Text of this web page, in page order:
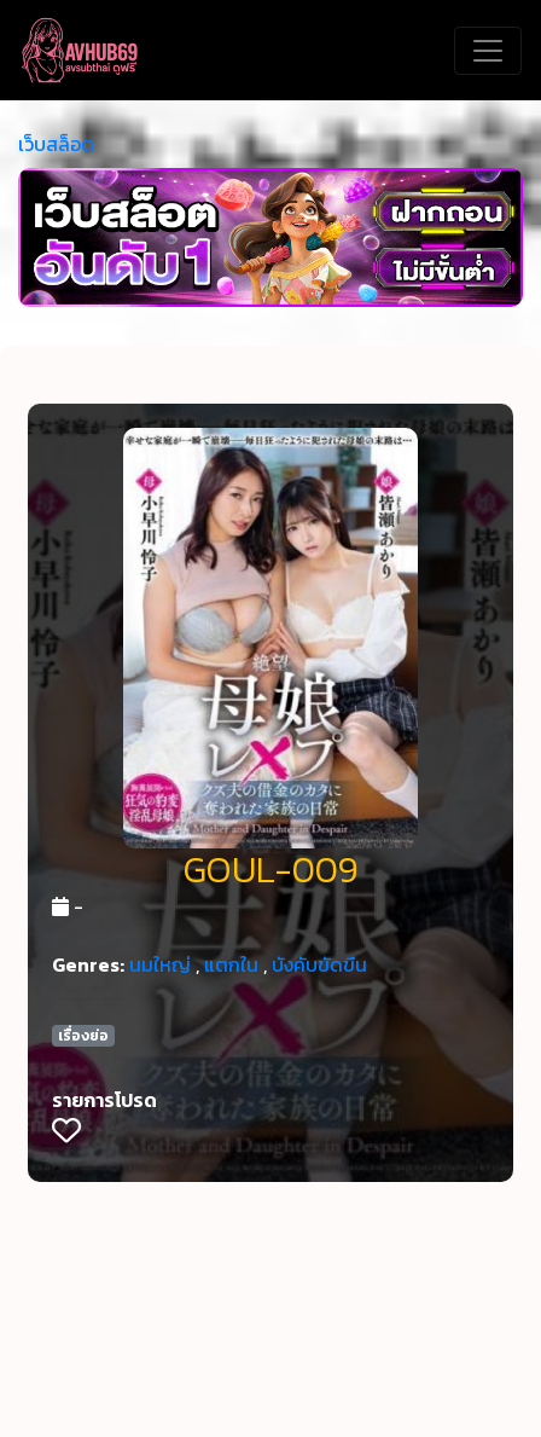
เว็บสล็อต
GOUL-009
-
Genres: นมใหญ่,แตกใน, บังคับขัดขืน
เรื่องย่อ
รายการโปรด